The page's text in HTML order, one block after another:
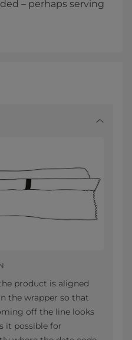
– perhaps serving
product is aligned
the wrapper so that
off the line looks
it possible for